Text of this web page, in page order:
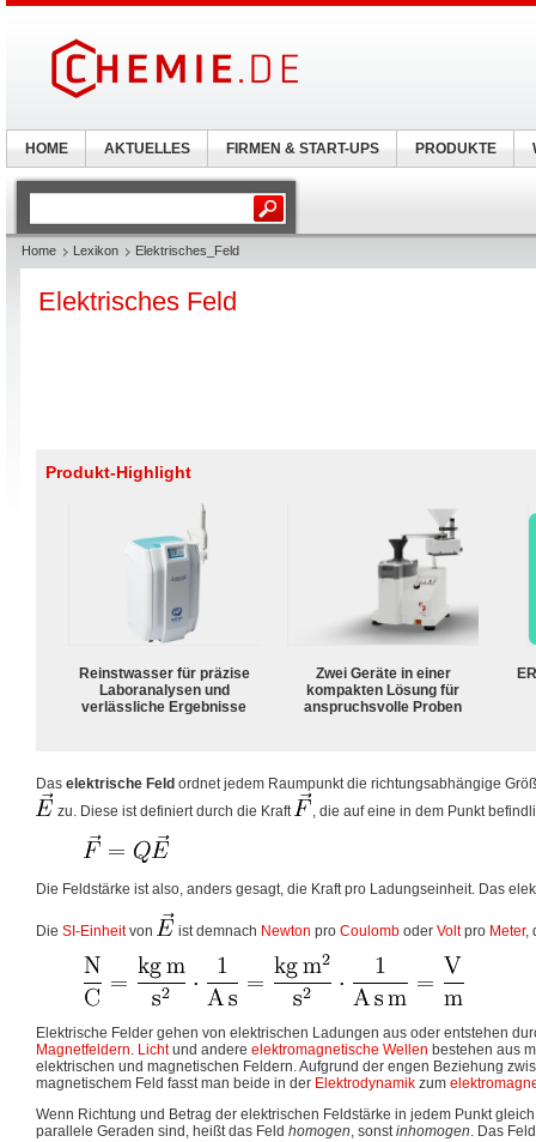
Home Lexikon Elektrisches_Feld
Elektrisches Feld
Produkt-Highlight
Reinstwasser für präzise
Laboranalysen und
verlässliche Ergebnisse
Zwei Geräte in einer
kompakten Lösung für
anspruchsvolle Proben
Das elektrische Feld ordnet jedem Raumpunkt die richtungsabhängige
zu. Diese ist definiert durch die Kraft
, die auf eine in dem Punkt
Die Feldstärke ist also, anders gesagt, die Kraft pro Ladungseinheit. Das
Die SI-Einheitvon ist demnach Newton pro Coulomb oder Voltpro Meter,
Elektrische Felder gehen von elektrischen Ladungen aus oder entstehen
Magnetfeldern. Lichtund andere elektromagnetische Wellen bestehen aus
elektrischen und magnetischen Feldern. Aufgrund der engen Beziehung
magnetischem Feld fasst man beide in der Elektrodynamik zum
Wenn Richtung und Betrag der elektrischen Feldstärke in jedem Punkt
parallele Geraden sind, heißt das Feld homogen, sonstinhomogen. Das
HOME AKTUELLES FIRMEN & START-UPS PRODUKTE